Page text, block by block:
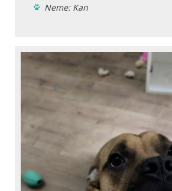
Neme: Kan
Fajta: Golden retriver